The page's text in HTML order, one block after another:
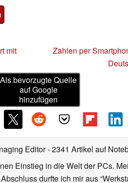
mit
Zahlen per
Als bevorzugte Quelle
auf Google
hinzufügen
Editor- 2341 Artikel auf
Einstieg in die Welt der PCs.
durfte ich mir aus